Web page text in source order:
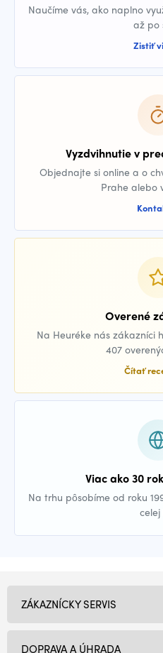
Naučíme vás, ako naplno
až po
Zistiť
Vyzdvihnutie v
Objednajte si online a o
Prahe alebo
Overené
Na Heuréke nás
407
Čítať
Viac ako 30
Na trhu pôsobíme od roku
celej
ZÁKAZNÍCKY SERVIS
DOPRAVA A ÚHRADA